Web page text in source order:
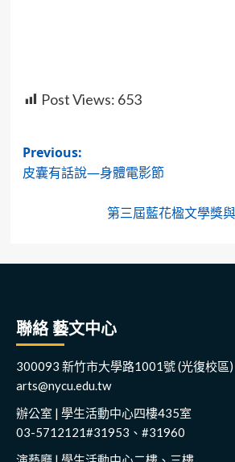
Post Views: 653
Post
navigation
Previous:
皮囊有話說—身體電影節
第三屆藍花楹文學獎
聯絡 藝文中心
300093 新竹市大學路1001號 (光復校區)
arts@nycu.edu.tw
辦公室 | 學生活動中心四樓435室
03-5712121#31953、#31960